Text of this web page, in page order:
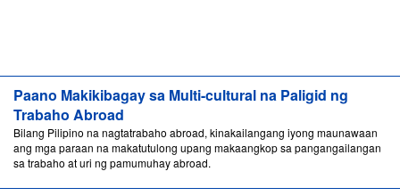
Paano Makikibagay sa Multi-cultural na Paligid ng
Trabaho Abroad
Bilang Pilipino na nagtatrabaho abroad, kinakailangang iyong maunawaan
ang mga paraan na makatutulong upang makaangkop sa pangangailangan
sa trabaho at uri ng pamumuhay abroad.